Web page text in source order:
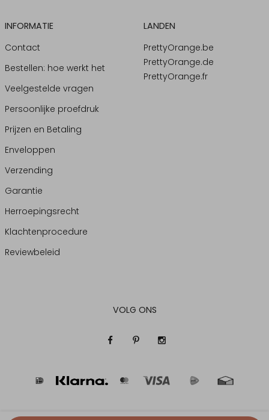
INFORMATIE
Contact
Bestellen: hoe werkt het
Veelgestelde vragen
Persoonlijke proefdruk
Prijzen en Betaling
Enveloppen
Verzending
Garantie
Herroepingsrecht
Klachtenprocedure
Reviewbeleid
LANDEN
PrettyOrange.be
PrettyOrange.de
PrettyOrange.fr
VOLG ONS